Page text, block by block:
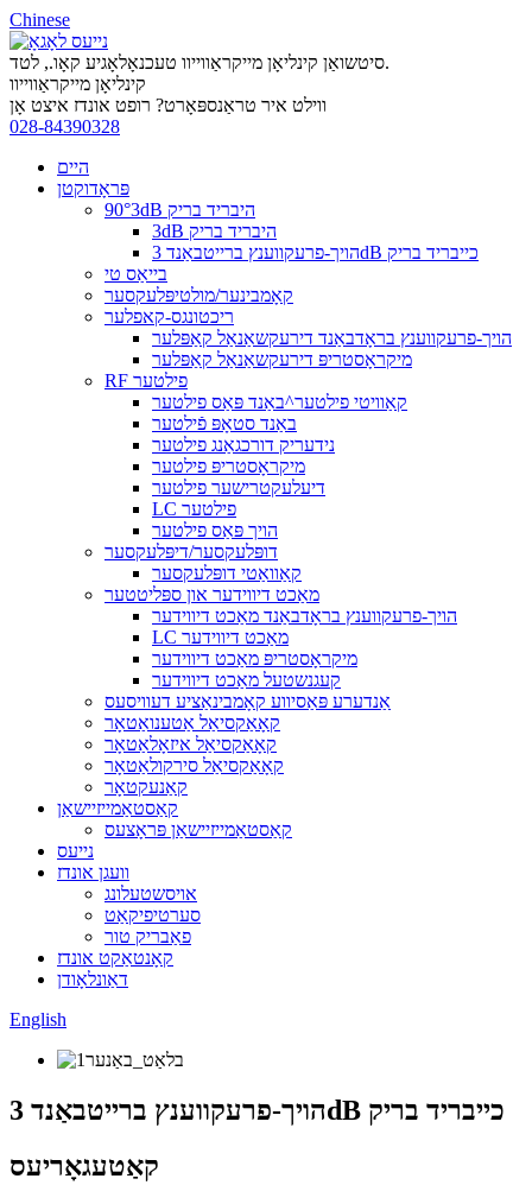
Chinese
סיטשואַן קינליאָן מייקראַווייוו טעכנאָלאָגיע קאָו., לטד.
קינליאָן מייקראַווייוו
ווילט איר טראַנספּאָרט? רופט אונדז איצט אָן
028-84390328
היים
פּראָדוקטן
90°3dB היבריד בריק
3dB היבריד בריק
הויך-פרעקווענץ ברייטבאַנד 3dB כייבריד בריק
בייאַס טי
קאָמבינער/מולטיפּלעקסער
ריכטונגס-קאפלער
הויך-פרעקווענץ בראָדבאַנד דירעקשאַנאַל קאַפּלער
מיקראָסטריפּ דירעקשאַנאַל קאַפּלער
RF פילטער
קאַוויטי פילטער^באַנד פּאַס פילטער
באַנד סטאָפּ פֿילטער
נידעריק דורכגאַנג פילטער
מיקראָסטריפּ פילטער
דיעלעקטרישער פילטער
LC פילטער
הויך פּאַס פילטער
דופּלעקסער/דיפּלעקסער
קאַוואַטי דופּלעקסער
מאַכט דיווידער און ספּליטטער
הויך-פרעקווענץ בראָדבאַנד מאַכט דיווידער
LC מאַכט דיווידער
מיקראָסטריפּ מאַכט דיווידער
קעגנשטעל מאַכט דיווידער
אַנדערע פּאַסיווע קאָמבינאַציע דעוויסעס
קאָאַקסיאַל אַטענואַטאָר
קאָאַקסיאַל איזאָלאַטאָר
קאָאַקסיאַל סירקולאַטאָר
קאַנעקטאָר
קאַסטאַמייזיישאַן
קאַסטאַמייזיישאַן פּראָצעס
נייעס
וועגן אונדז
אויסשטעלונג
סערטיפיקאַט
פאַבריק טור
קאָנטאַקט אונדז
דאַונלאָודן
English
הויך-פרעקווענץ ברייטבאַנד 3dB כייבריד בריק
קאַטעגאָריעס